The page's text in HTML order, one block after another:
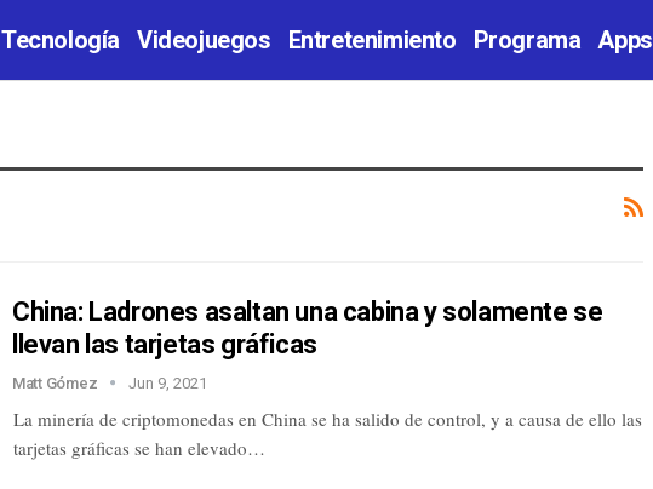
Tecnología Videojuegos Entretenimiento Programa Apps
China: Ladrones asaltan una cabina y solamente se
llevan las tarjetas gráficas
Matt Gómez Jun 9, 2021
La minería de criptomonedas en China se ha salido de control, y a causa de ello las
tarjetas gráficas se han elevado…